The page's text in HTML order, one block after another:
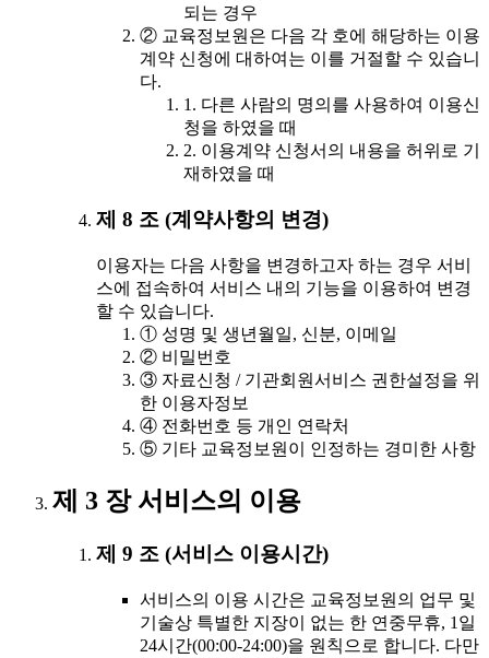
되는 경우
② 교육정보원은 다음 각 호에 해당하는 이용
계약 신청에 대하여는 이를 거절할 수 있습니
다.
1. 다른 사람의 명의를 사용하여 이용신
청을 하였을 때
2. 이용계약 신청서의 내용을 허위로 기
재하였을 때
제 8 조 (계약사항의 변경)
이용자는 다음 사항을 변경하고자 하는 경우 서비
스에 접속하여 서비스 내의 기능을 이용하여 변경
할 수 있습니다.
① 성명 및 생년월일, 신분, 이메일
② 비밀번호
③ 자료신청 / 기관회원서비스 권한설정을 위
한 이용자정보
④ 전화번호 등 개인 연락처
⑤ 기타 교육정보원이 인정하는 경미한 사항
제 3 장 서비스의 이용
제 9 조 (서비스 이용시간)
서비스의 이용 시간은 교육정보원의 업무 및
기술상 특별한 지장이 없는 한 연중무휴, 1일
24시간(00:00-24:00)을 원칙으로 합니다. 다만